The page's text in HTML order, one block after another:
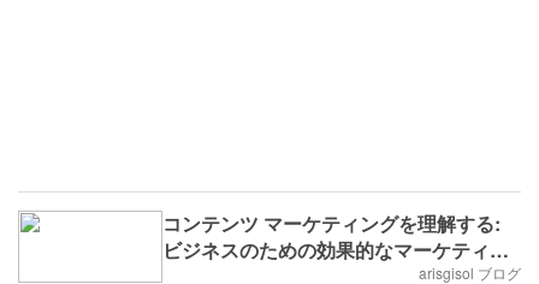
コンテンツ マーケティングを理解する:
ビジネスのための効果的なマーケティン
arisgisol ブログ